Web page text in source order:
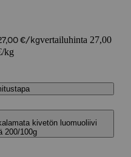
€/kgvertailuhinta 27,00
kg
kivetön luomuoliivi
200/100g